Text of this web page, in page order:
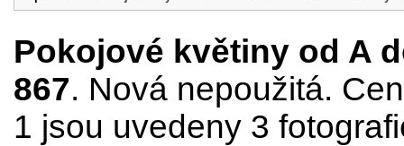
Pokojové květiny od A
867. Nová nepoužitá.
1 jsou uvedeny 3